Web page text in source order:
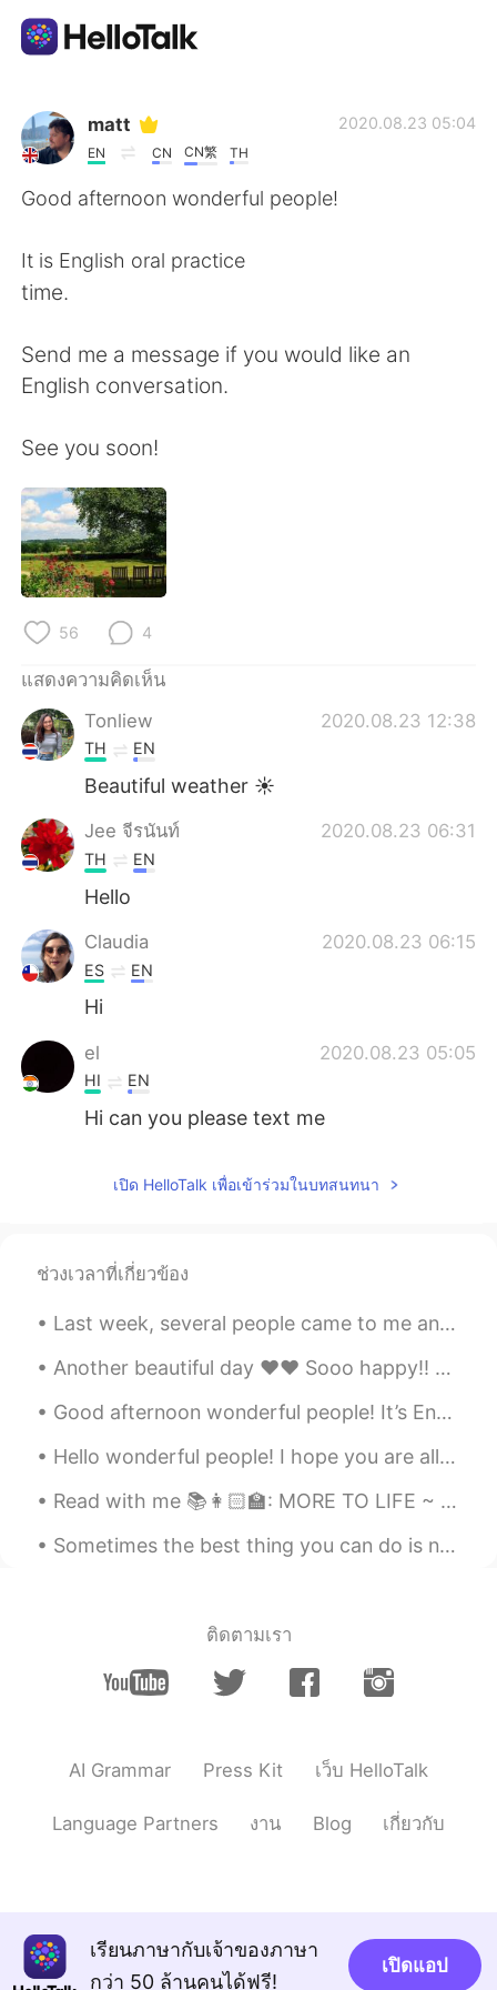
แอปแลกเปลี่ยนทางภาษา
AI Grammar Checker
繁體中文 Español
العربية
Deutsch
한국어
Türkçe
Português
matt
EN CN CN繁 TH
2020.08.23 05:04
Good afternoon wonderful people!
It is English oral practice
time.
Send me a message if you would like an
English conversation.
See you soon!
56 4
แสดงความคิดเห็น
Tonliew
2020.08.23 12:38
TH EN
Beautiful weather ☀️
Jee จีรนันท์ 2020.08.23 06:31
TH EN
Hello
Claudia 2020.08.23 06:15
ES EN
Hi
el 2020.08.23 05:05
HI EN
Hi can you please text me
เปิด HelloTalk เพื่อเข้าร่วมในบทสนทนา
ช่วงเวลาที่เกี่ยวข้อง
Last week, several people came to me and told me lots of troubles in their life and work. They ar...
Another beautiful day ❤️❤️ Sooo happy!! My sister and her family came to have a picnic today !! ...
Good afternoon wonderful people! It’s English practice time. Send me a message if you want to ha...
Hello wonderful people! I hope you are all safe and well. Here is a new tongue twister for you....
Read with me 📚👩🏻‍🏫: MORE TO LIFE ~ an excerpt from a book “Few people ever actively take time t...
Sometimes the best thing you can do is not think, not wonder, not imagine and not obsess! Jus...
ติดตามเรา
AI Grammar Press Kit เว็บ HelloTalk
Language Partners งาน Blog เกี่ยวกับ
เรียนภาษากับเจ้าของภาษา
กว่า 50 ล้านคนได้ฟรี!
เปิดแอป